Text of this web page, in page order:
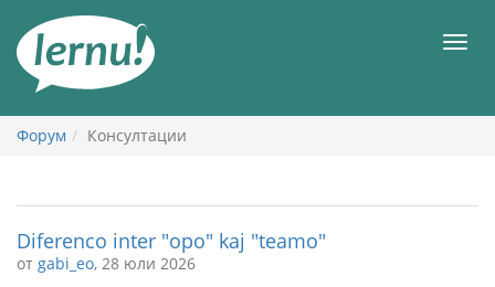
съдържанието
Форум Консултации
Diferenco inter "opo" kaj "teamo"
от gabi_eo, 28 юли 2026